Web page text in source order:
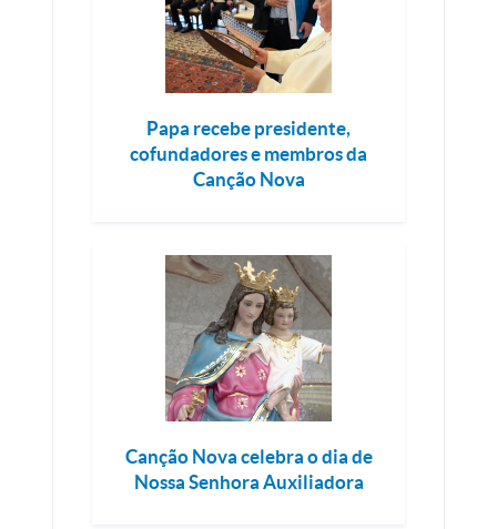
Papa recebe presidente,
cofundadores e membros da
Canção Nova
Canção Nova celebra o dia de
Nossa Senhora Auxiliadora